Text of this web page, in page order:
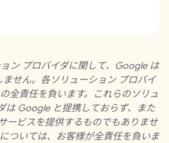
ン プロバイダに関して、Google は
せん。各ソリューション プロバイ
全責任を負います。これらのソリュ
は Google と提携しておらず、また
ービスを提供するものでもありませ
ついては、お客様が全責任を負いま